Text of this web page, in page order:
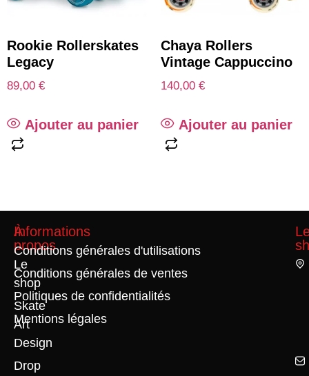
Rookie Rollerskates
Legacy
89,00 €
Ajouter au panier
Chaya Rollers
Vintage Cappuccino
140,00 €
Ajouter au panier
À
propos
Le
shop
Skate
Art
Design
Drop
Informations
Conditions générales d'utilisations
Conditions générales de ventes
Politiques de confidentialités
Mentions légales